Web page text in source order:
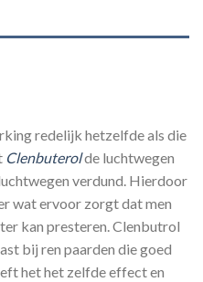
redelijk hetzelfde als die
Clenbuterolde luchtwegen
verdund. Hierdoor
wat ervoor zorgt dat men
kan presteren. Clenbutrol
bij ren paarden die goed
het het zelfde effect en